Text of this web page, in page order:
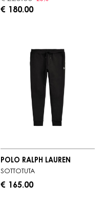
€ 180.00
POLO RALPH LAUREN
SOTTOTUTA
€ 165.00